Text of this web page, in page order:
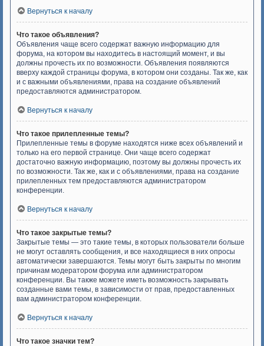
Вернуться к началу
Что такое объявления?
Объявления чаще всего содержат важную информацию для
форума, на котором вы находитесь в настоящий момент, и вы
должны прочесть их по возможности. Объявления появляются
вверху каждой страницы форума, в котором они созданы. Так же, как
и с важными объявлениями, права на создание объявлений
предоставляются администратором.
Вернуться к началу
Что такое прилепленные темы?
Прилепленные темы в форуме находятся ниже всех объявлений и
только на его первой странице. Они чаще всего содержат
достаточно важную информацию, поэтому вы должны прочесть их
по возможности. Так же, как и с объявлениями, права на создание
прилепленных тем предоставляются администратором
конференции.
Вернуться к началу
Что такое закрытые темы?
Закрытые темы — это такие темы, в которых пользователи больше
не могут оставлять сообщения, и все находящиеся в них опросы
автоматически завершаются. Темы могут быть закрыты по многим
причинам модератором форума или администратором
конференции. Вы также можете иметь возможность закрывать
созданные вами темы, в зависимости от прав, предоставленных
вам администратором конференции.
Вернуться к началу
Что такое значки тем?